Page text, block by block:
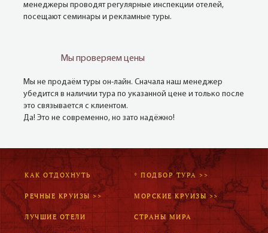
менеджеры проводят регулярные инспекции отелей,
посещают семинары и рекламные туры.
Мы проверяем цены
Мы не продаём туры он-лайн. Сначала наш менеджер
убедится в наличии тура по указанной цене и только после
это связывается с клиентом.
Да! Это не современно, но зато надёжно!
КАК ОТДОХНУТЬ * ПОДБОР ТУРА >>
РЕЧНЫЕ КРУИЗЫ >> МОРСКИЕ КРУИЗЫ >>
ЛУЧШИЕ ОТЕЛИ СТРАНЫ МИРА